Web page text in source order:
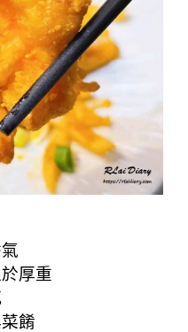
厚重
餚